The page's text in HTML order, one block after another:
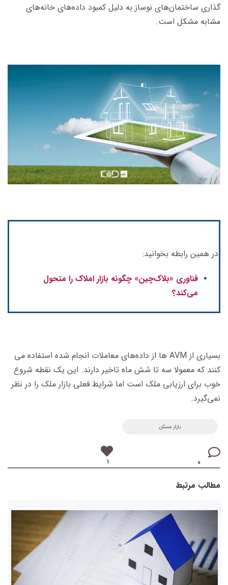
گذاری ساختمان­‌های نوساز به دلیل کمبود داده‌های خانه­‌های
مشابه مشکل است.
در همین رابطه بخوانید:
فناوری «بلاک‌چین» چگونه بازار املاک را متحول
می‌کند؟
بسیاری از AVM ها از داده­‌های معاملات انجام شده استفاده می­‌
کنند که معمولا سه تا شش ماه تاخیر دارند. این یک نقطه شروع
خوب برای ارزیابی ملک است اما شرایط فعلی بازار ملک را در نظر
نمی‌­گیرد.
بازار مسکن
۰ ۱
مطالب مرتبط